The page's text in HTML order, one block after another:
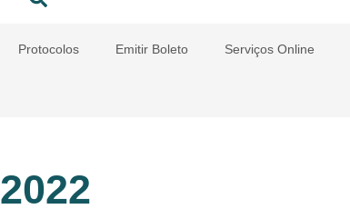
Protocolos Emitir Boleto Serviços Online
2022